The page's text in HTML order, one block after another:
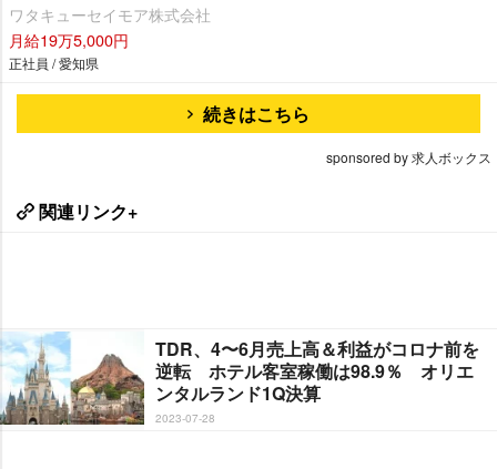
ワタキューセイモア株式会社
月給19万5,000円
正社員 / 愛知県
続きはこちら
sponsored by 求人ボックス
関連リンク+
TDR、4〜6月売上高＆利益がコロナ前を
逆転 ホテル客室稼働は98.9％ オリエ
ンタルランド1Q決算
2023-07-28